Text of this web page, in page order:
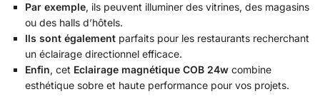
Par exemple, ils peuvent illuminer des vitrines, des magasins
ou des halls d’hôtels.
Ils sont également parfaits pour les restaurants recherchant
un éclairage directionnel efficace.
Enfin, cet Eclairage magnétique COB 24w combine
esthétique sobre et haute performance pour vos projets.